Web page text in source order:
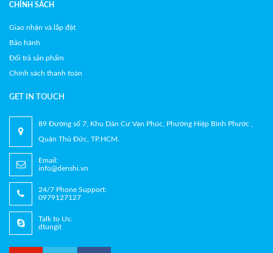
CHÍNH SÁCH
Giao nhận và lắp đặt
Bảo hành
Đổi trả sản phẩm
Chính sách thanh toán
GET IN TOUCH
89 Đường số 7, Khu Dân Cư Vạn Phúc, Phường Hiệp Bình Phước ,
Quận Thủ Đức, TP.HCM.
Email:
info@denshi.vn
24/7 Phone Support:
0979127127
Talk to Us:
dtungit